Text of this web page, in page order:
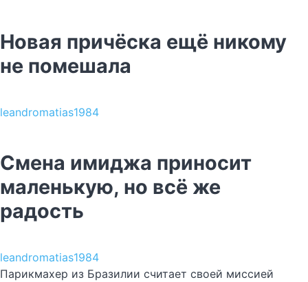
Новая причёска ещё никому
не помешала
leandromatias1984
Смена имиджа приносит
маленькую, но всё же
радость
leandromatias1984
Парикмахер из Бразилии считает своей миссией